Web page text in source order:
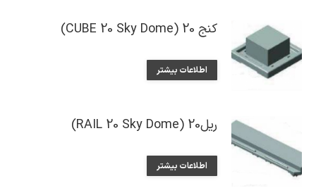
کنج 20 (CUBE 20 Sky Dome)
اطلاعات بیشتر
ریل20 (RAIL 20 Sky Dome)
اطلاعات بیشتر